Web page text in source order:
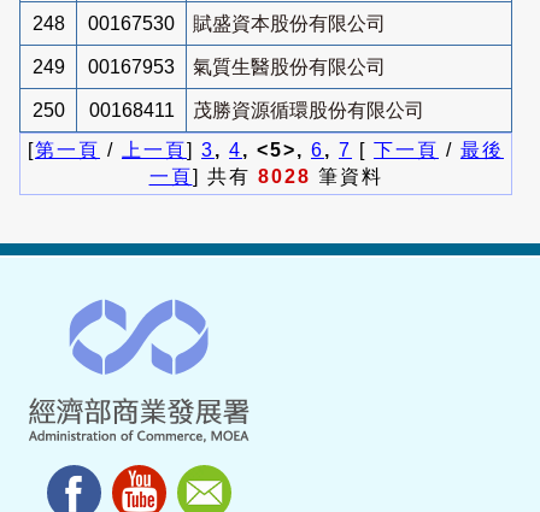
248 00167530 賦盛資本股份有限公司
249 00167953 氣質生醫股份有限公司
250 00168411
茂勝資源循環股份有限公司
[第一頁 / 上一頁] 3, 4, <5>, 6, 7 [ 下一頁 / 最後
一頁] 共有 8028 筆資料